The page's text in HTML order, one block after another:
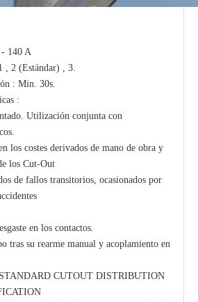
140 A
, 2 (Estándar) , 3.
: Min. 30s.
:
Utilización conjunta con
los costes derivados de mano de obra y
los Cut-Out
de fallos transitorios, ocasionados por
en los contactos.
tras su rearme manual y acoplamiento en
CUTOUT DISTRIBUTION